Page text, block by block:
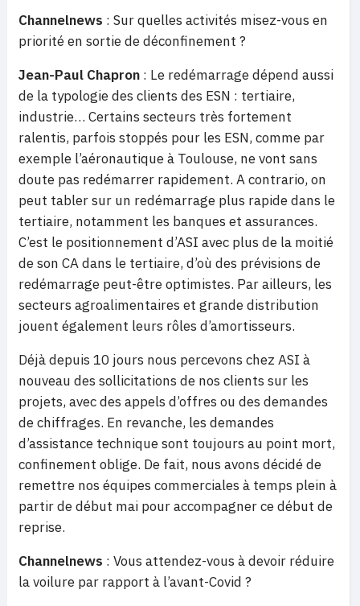
Channelnews : Sur quelles activités misez-vous en
priorité en sortie de déconfinement ?
Jean-Paul Chapron : Le redémarrage dépend aussi
de la typologie des clients des ESN : tertiaire,
industrie… Certains secteurs très fortement
ralentis, parfois stoppés pour les ESN, comme par
exemple l’aéronautique à Toulouse, ne vont sans
doute pas redémarrer rapidement. A contrario, on
peut tabler sur un redémarrage plus rapide dans le
tertiaire, notamment les banques et assurances.
C’est le positionnement d’ASI avec plus de la moitié
de son CA dans le tertiaire, d’où des prévisions de
redémarrage peut-être optimistes. Par ailleurs, les
secteurs agroalimentaires et grande distribution
jouent également leurs rôles d’amortisseurs.
Déjà depuis 10 jours nous percevons chez ASI à
nouveau des sollicitations de nos clients sur les
projets, avec des appels d’offres ou des demandes
de chiffrages. En revanche, les demandes
d’assistance technique sont toujours au point mort,
confinement oblige. De fait, nous avons décidé de
remettre nos équipes commerciales à temps plein à
partir de début mai pour accompagner ce début de
reprise.
Channelnews : Vous attendez-vous à devoir réduire
la voilure par rapport à l’avant-Covid ?